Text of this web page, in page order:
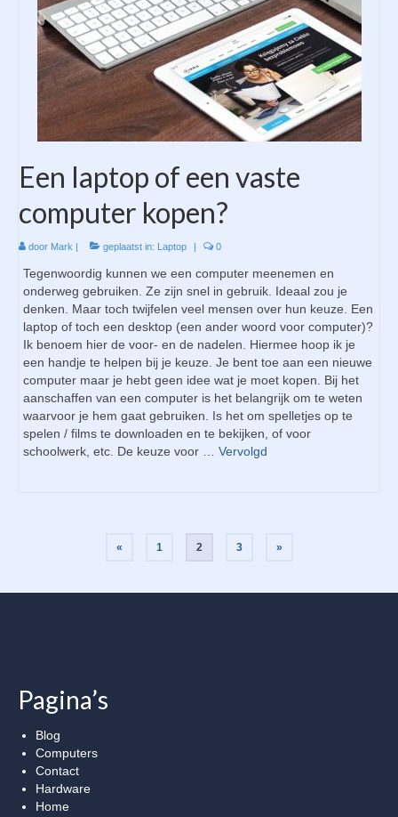
Een laptop of een vaste
computer kopen?
door Mark | geplaatst in: Laptop | 0
Tegenwoordig kunnen we een computer meenemen en
onderweg gebruiken. Ze zijn snel in gebruik. Ideaal zou je
denken. Maar toch twijfelen veel mensen over hun keuze. Een
laptop of toch een desktop (een ander woord voor computer)?
Ik benoem hier de voor- en de nadelen. Hiermee hoop ik je
een handje te helpen bij je keuze. Je bent toe aan een nieuwe
computer maar je hebt geen idee wat je moet kopen. Bij het
aanschaffen van een computer is het belangrijk om te weten
waarvoor je hem gaat gebruiken. Is het om spelletjes op te
spelen / films te downloaden en te bekijken, of voor
schoolwerk, etc. De keuze voor … Vervolgd
Berichtnavigatie
« 1 2 3 »
Pagina’s
Blog
Computers
Contact
Hardware
Home